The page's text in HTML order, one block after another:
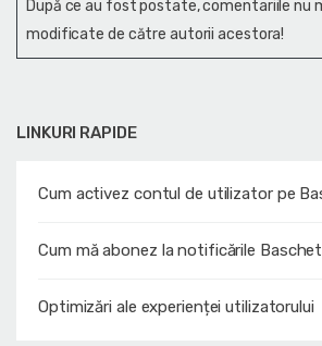
LINKURI RAPIDE
Cum activez contul de utilizator pe
Cum mă abonez la notificările
Optimizări ale experienței utilizatorului
După ce au fost postate, comentariile nu
modificate de către autorii acestora!